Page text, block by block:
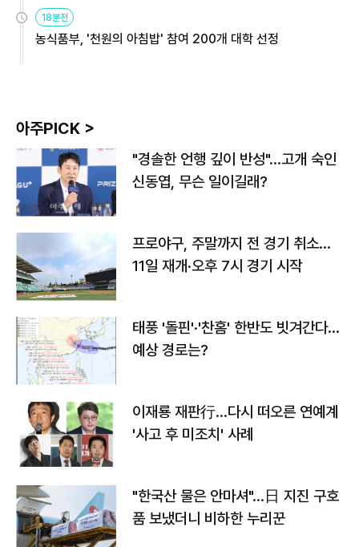
18분전
농식품부, '천원의 아침밥' 참여 200개 대학 선정
아주PICK >
"경솔한 언행 깊이 반성"…고개 숙인
신동엽, 무슨 일이길래?
프로야구, 주말까지 전 경기 취소…
11일 재개·오후 7시 경기 시작
태풍 '돌핀'·'찬홈' 한반도 빗겨간다…
예상 경로는?
이재룡 재판行…다시 떠오른 연예계
'사고 후 미조치' 사례
"한국산 물은 안마셔"…日 지진 구호
품 보냈더니 비하한 누리꾼